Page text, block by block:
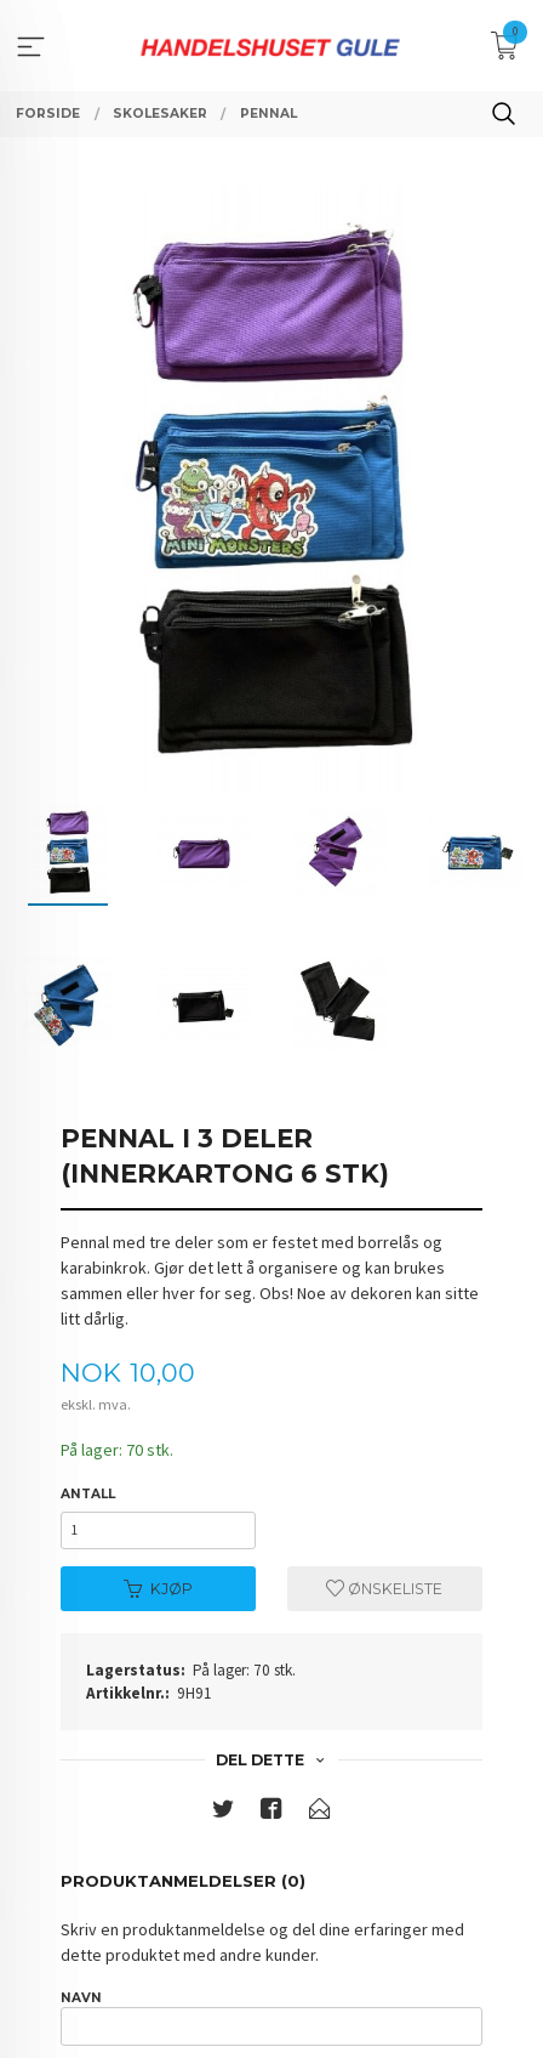
innholdet
0
FORSIDE SKOLESAKER PENNAL
PENNAL I 3 DELER
(INNERKARTONG 6 STK)
Pennal med tre deler som er festet med borrelås og
karabinkrok. Gjør det lett å organisere og kan brukes
sammen eller hver for seg. Obs! Noe av dekoren kan sitte
litt dårlig.
Pris
NOK 10,00
ekskl. mva.
På lager: 70 stk.
ANTALL
KJØP ØNSKELISTE
Lagerstatus: På lager: 70 stk.
Artikkelnr.: 9H91
DEL DETTE
PRODUKTANMELDELSER (0)
Skriv en produktanmeldelse og del dine erfaringer med
dette produktet med andre kunder.
NAVN